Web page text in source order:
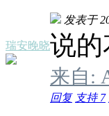
瑞安晚晓
发表于
说
来自:
回复 支持7